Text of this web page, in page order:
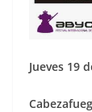
Jueves 19